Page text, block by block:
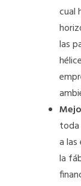
cual
las
toda
a
la